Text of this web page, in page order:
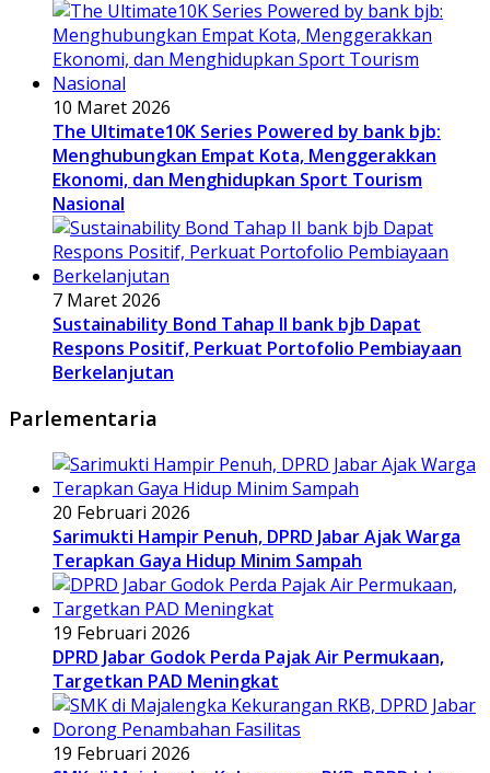
10 Maret 2026
The Ultimate10K Series Powered by bank bjb:
Menghubungkan Empat Kota, Menggerakkan
Ekonomi, dan Menghidupkan Sport Tourism
Nasional
7 Maret 2026
Sustainability Bond Tahap II bank bjb Dapat
Respons Positif, Perkuat Portofolio Pembiayaan
Berkelanjutan
Parlementaria
20 Februari 2026
Sarimukti Hampir Penuh, DPRD Jabar Ajak Warga
Terapkan Gaya Hidup Minim Sampah
19 Februari 2026
DPRD Jabar Godok Perda Pajak Air Permukaan,
Targetkan PAD Meningkat
19 Februari 2026